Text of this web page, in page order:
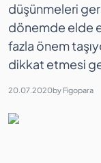
düşünmeleri
dönemde elde
fazla önem
dikkat etmesi
20.07.2020by Figopara